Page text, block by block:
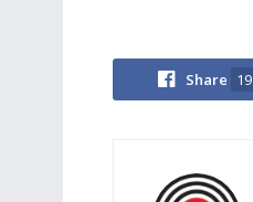
Share 19